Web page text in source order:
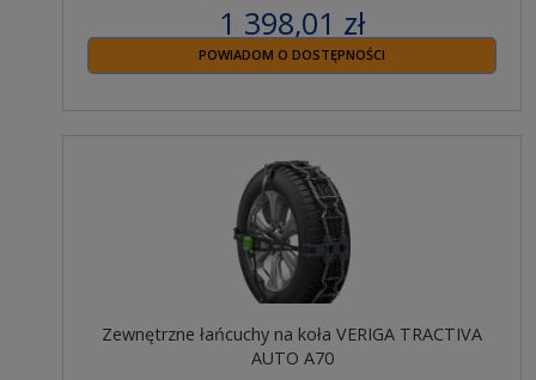
1 398,01 zł
zawiera 23% VAT
POWIADOM O DOSTĘPNOŚCI
Zewnętrzne łańcuchy na koła VERIGA TRACTIVA
AUTO A70